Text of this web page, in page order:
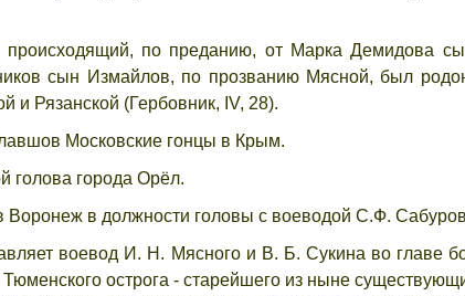
происходящий, по преданию, от Марка Демидова
сын Измайлов, по прозванию Мясной, был
и Рязанской (Гербовник, IV, 28).
Московские гонцы в Крым.
голова города Орёл.
в должности головы с воеводой С.Ф.
воевод И. Н. Мясного и В. Б. Сукина во главе
острога - старейшего из ныне